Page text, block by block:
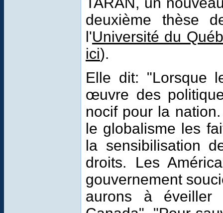
deuxième thèse
l'Université du
ici).
Elle dit: "Lorsque
œuvre des
nocif pour la
le globalisme les
la sensibilisation
droits. Les
gouvernement
aurons à éveiller